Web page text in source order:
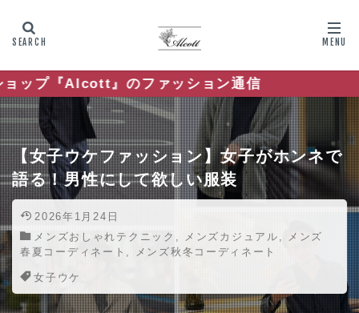
ッション通信
【女子ウケファッション】女子がホンネで
語る！男性にして欲しい服装
2026年1月24日
メンズおしゃれテクニック , メンズカジュアル ,
メンズ
春夏コーディネート , メンズ秋冬コーディネート
女子ウケ